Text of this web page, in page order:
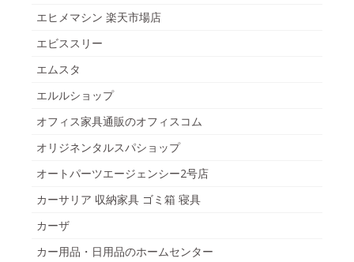
エヒメマシン 楽天市場店
エビススリー
エムスタ
エルルショップ
オフィス家具通販のオフィスコム
オリジネンタルスパショップ
オートパーツエージェンシー2号店
カーサリア 収納家具 ゴミ箱 寝具
カーザ
カー用品・日用品のホームセンター